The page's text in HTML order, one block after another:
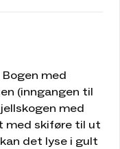
med
(inngangen til
med
med skiføre til ut
det lyse i gult